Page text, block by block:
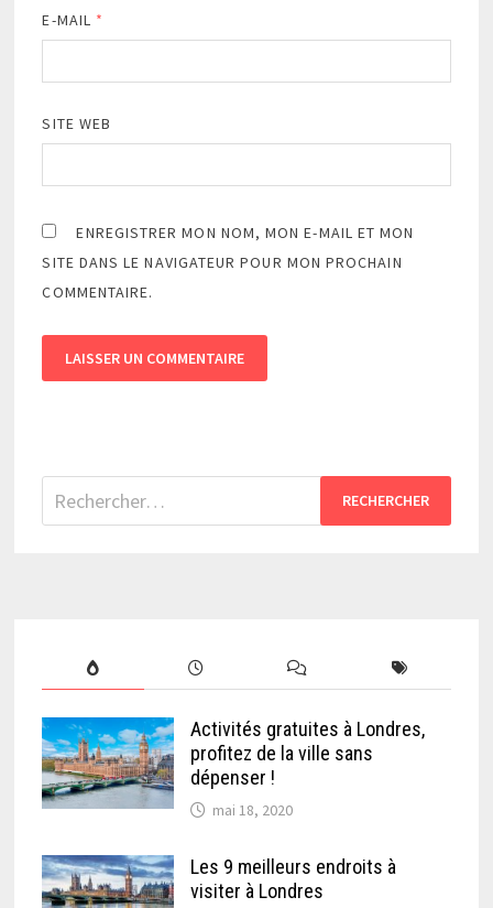
E-MAIL *
SITE WEB
ENREGISTRER MON NOM, MON E-MAIL ET MON
SITE DANS LE NAVIGATEUR POUR MON PROCHAIN
COMMENTAIRE.
Rechercher :
Activités gratuites à Londres,
profitez de la ville sans
dépenser !
mai 18, 2020
Les 9 meilleurs endroits à
visiter à Londres